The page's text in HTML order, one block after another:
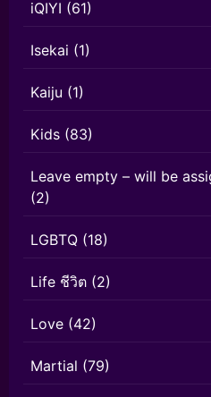
iQIYI (61)
Isekai (1)
Kaiju (1)
Kids (83)
Leave empty – will be
(2)
LGBTQ (18)
Life ชีวิต (2)
Love (42)
Martial (79)